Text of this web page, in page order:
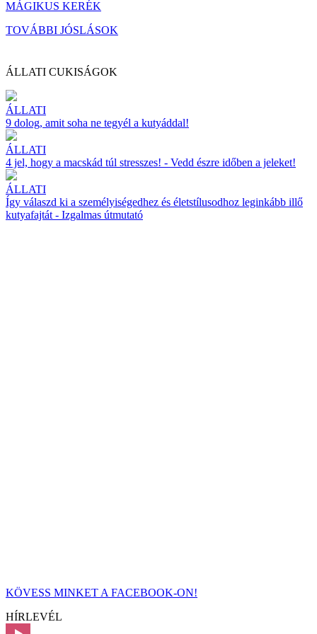
MÁGIKUS KERÉK
TOVÁBBI JÓSLÁSOK
ÁLLATI CUKISÁGOK
ÁLLATI
9 dolog, amit soha ne tegyél a kutyáddal!
ÁLLATI
4 jel, hogy a macskád túl stresszes! - Vedd észre időben a jeleket!
ÁLLATI
Így válaszd ki a személyiségedhez és életstílusodhoz leginkább illő
kutyafajtát - Izgalmas útmutató
KÖVESS MINKET A FACEBOOK-ON!
HÍRLEVÉL